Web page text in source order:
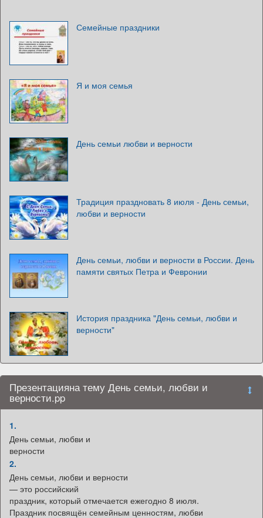
Семейные праздники
Я и моя семья
День семьи любви и верности
Традиция праздновать 8 июля - День семьи,
любви и верности
День семьи, любви и верности в России. День
памяти святых Петра и Февронии
История праздника "День семьи, любви и
верности"
Презентацияна тему День семьи, любви и
верности.pp
1.
День семьи, любви и
верности
2.
День семьи, любви и верности
— это российский
праздник, который отмечается ежегодно 8 июля.
Праздник посвящён семейным ценностям, любви